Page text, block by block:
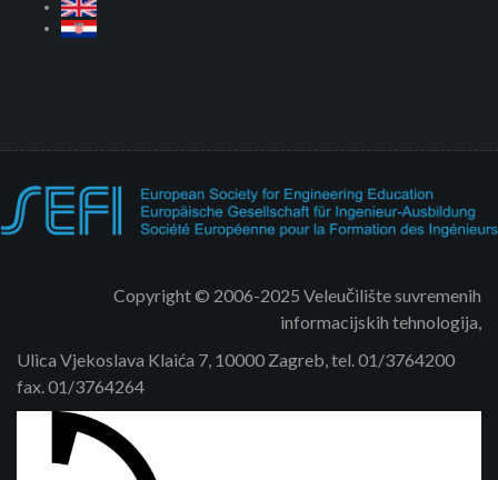
Copyright © 2006-2025 Veleučilište suvremenih
informacijskih tehnologija,
Ulica Vjekoslava Klaića 7, 10000 Zagreb, tel. 01/3764200
fax. 01/3764264